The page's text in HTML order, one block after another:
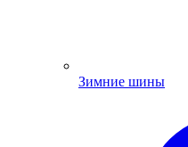
Зимние шины